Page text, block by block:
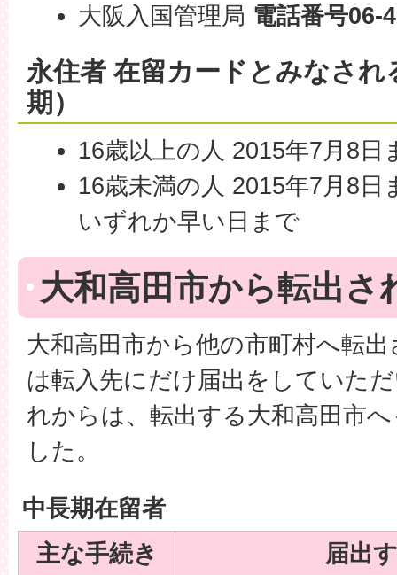
大阪入国管理局 電話番号06-
永住者 在留カードとみなされ
期）
16歳以上の人 2015年7月8日
16歳未満の人 2015年7月8
いずれか早い日まで
大和高田市から転出さ
大和高田市から他の市町村へ転
は転入先にだけ届出をしていた
れからは、転出する大和高田市
した。
中長期在留者
主な手続き
届出